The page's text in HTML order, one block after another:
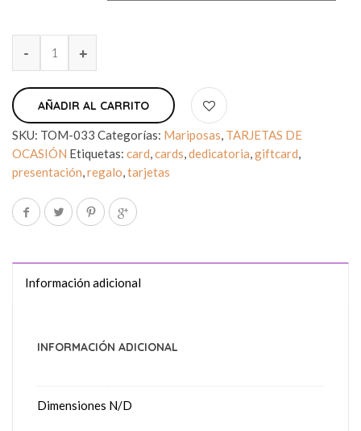
AÑADIR AL CARRITO
SKU: TOM-033 Categorías: Mariposas, TARJETAS DE
OCASIÓN Etiquetas: card,cards,dedicatoria,giftcard,
presentación,regalo,tarjetas
Información adicional
INFORMACIÓN ADICIONAL
Dimensiones N/D